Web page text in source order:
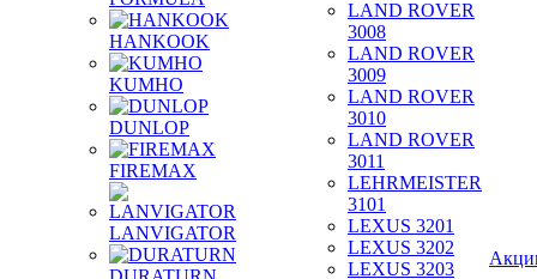
HANKOOK
KUMHO
DUNLOP
FIREMAX
LANVIGATOR
LAND ROVER
3008
LAND ROVER
3009
LAND ROVER
3010
LAND ROVER
3011
LEHRMEISTER
3101
LEXUS 3201
LEXUS 3202
LEXUS 3203